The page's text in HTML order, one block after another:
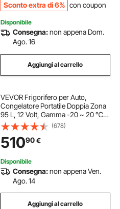
Sconto extra di 6% con coupon
Disponibile
Consegna:non appena Dom.
Ago. 16
Aggiungi al carrello
VEVOR Frigorifero per Auto,
Congelatore Portatile Doppia Zona
95 L, 12 Volt, Gamma -20 ~ 20 ℃,
Dispositivo Raffreddamento a
Compressore 12/24 V CC 100-240
V CA per Campeggio Camper con
Ruote Maniglia
(678)
51090€
Disponibile
Consegna:non appena Ven.
Ago. 14
Aggiungi al carrello